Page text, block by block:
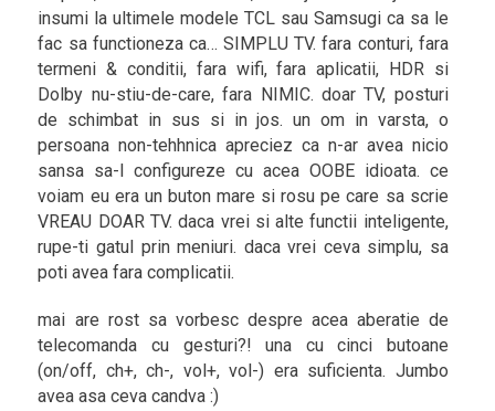
insumi la ultimele modele TCL sau Samsugi ca sa le
fac sa functioneza ca… SIMPLU TV. fara conturi, fara
termeni & conditii, fara wifi, fara aplicatii, HDR si
Dolby nu-stiu-de-care, fara NIMIC. doar TV, posturi
de schimbat in sus si in jos. un om in varsta, o
persoana non-tehhnica apreciez ca n-ar avea nicio
sansa sa-l configureze cu acea OOBE idioata. ce
voiam eu era un buton mare si rosu pe care sa scrie
VREAU DOAR TV. daca vrei si alte functii inteligente,
rupe-ti gatul prin meniuri. daca vrei ceva simplu, sa
poti avea fara complicatii.
mai are rost sa vorbesc despre acea aberatie de
telecomanda cu gesturi?! una cu cinci butoane
(on/off, ch+, ch-, vol+, vol-) era suficienta. Jumbo
avea asa ceva candva :)